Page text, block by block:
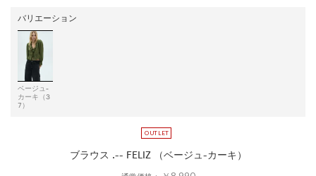
バリエーション
ベージュ-
カーキ（3
7）
ブラウス .-- FELIZ （ベージュ-カーキ）